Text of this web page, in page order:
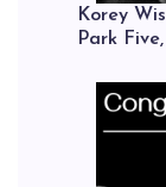
Korey
Park